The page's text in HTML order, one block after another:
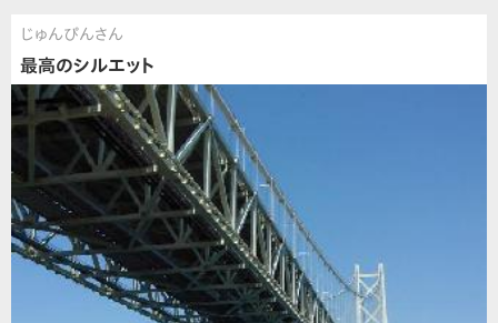
じゅんぴんさん
最高のシルエット